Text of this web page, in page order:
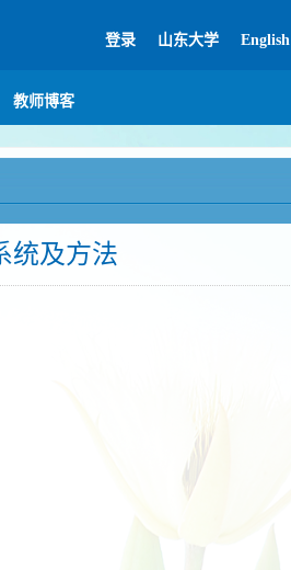
登录 山东大学 English
教师博客
统及方法